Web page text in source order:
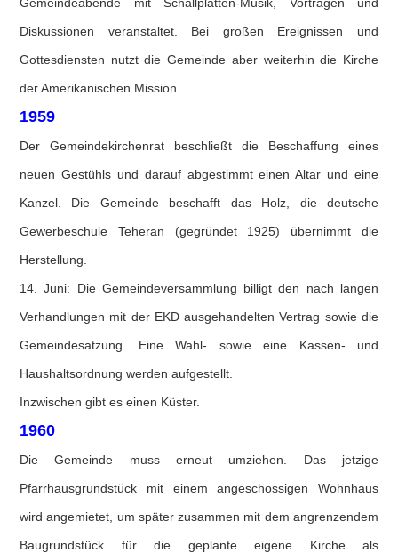
Diskussionen veranstaltet. Bei großen Ereignissen und
Gottesdiensten nutzt die Gemeinde aber weiterhin die Kirche
der Amerikanischen Mission.
1959
Der Gemeindekirchenrat beschließt die Beschaffung eines
neuen Gestühls und darauf abgestimmt einen Altar und eine
Kanzel. Die Gemeinde beschafft das Holz, die deutsche
Gewerbeschule Teheran (gegründet 1925) übernimmt die
Herstellung.
14. Juni: Die Gemeindeversammlung billigt den nach langen
Verhandlungen mit der EKD ausgehandelten Vertrag sowie die
Gemeindesatzung. Eine Wahl- sowie eine Kassen- und
Haushaltsordnung werden aufgestellt.
Inzwischen gibt es einen Küster.
1960
Die Gemeinde muss erneut umziehen. Das jetzige
Pfarrhausgrundstück mit einem angeschossigen Wohnhaus
wird angemietet, um später zusammen mit dem angrenzendem
Baugrundstück für die geplante eigene Kirche als